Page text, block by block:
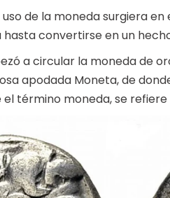
de la moneda surgiera
hasta convertirse en un
a circular la moneda de
apodada Moneta, de
término moneda, se refiere